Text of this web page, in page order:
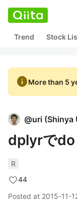
Trend Stock
infoMore than 5
@uri (Shinya
dplyrでdo
R
44
Posted at 2015-11-